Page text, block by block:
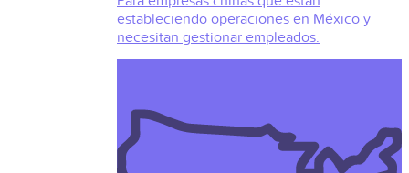
estableciendo operaciones en México y
necesitan gestionar empleados.